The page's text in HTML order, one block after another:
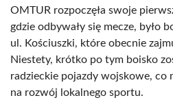
OMTUR rozpoczęła swoje
gdzie odbywały się mecze, było
ul. Kościuszki, które obecnie
Niestety, krótko po tym boisko
radzieckie pojazdy wojskowe, co
na rozwój lokalnego sportu.